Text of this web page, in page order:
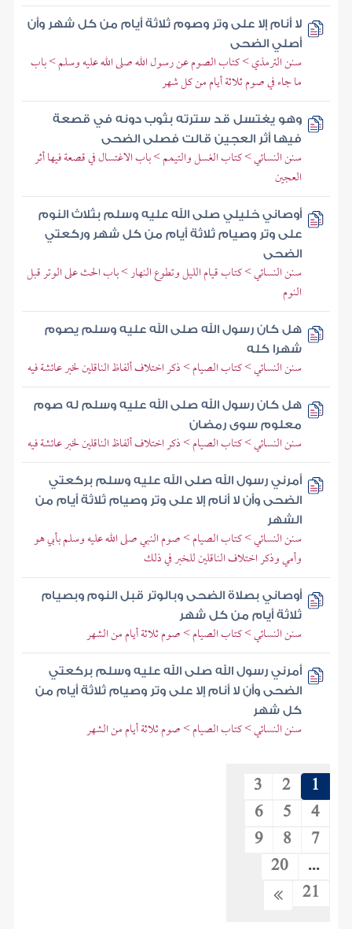
لا أنام إلا على وتر وصوم ثلاثة أيام من كل شهر وأن
أصلي الضحى
سنن الترمذي > كتاب الصوم عن رسول الله صلى الله عليه وسلم > باب
ما جاء في صوم ثلاثة أيام من كل شهر
وهو يغتسل قد سترته بثوب دونه في قصعة
فيها أثر العجين قالت فصلى الضحى
سنن النسائي > كتاب الغسل والتيمم > باب الاغتسال في قصعة فيها أثر
العجين
أوصاني خليلي صلى الله عليه وسلم بثلاث النوم
على وتر وصيام ثلاثة أيام من كل شهر وركعتي
الضحى
سنن النسائي > كتاب قيام الليل وتطوع النهار > باب الحث على الوتر قبل
النوم
هل كان رسول الله صلى الله عليه وسلم يصوم
شهرا كله
سنن النسائي > كتاب الصيام > ذكر اختلاف ألفاظ الناقلين لخبر عائشة فيه
هل كان رسول الله صلى الله عليه وسلم له صوم
معلوم سوى رمضان
سنن النسائي > كتاب الصيام > ذكر اختلاف ألفاظ الناقلين لخبر عائشة فيه
أمرني رسول الله صلى الله عليه وسلم بركعتي
الضحى وأن لا أنام إلا على وتر وصيام ثلاثة أيام من
الشهر
سنن النسائي > كتاب الصيام > صوم النبي صلى الله عليه وسلم بأبي هو
وأمي وذكر اختلاف الناقلين للخبر في ذلك
أوصاني بصلاة الضحى وبالوتر قبل النوم وبصيام
ثلاثة أيام من كل شهر
سنن النسائي > كتاب الصيام > صوم ثلاثة أيام من الشهر
أمرني رسول الله صلى الله عليه وسلم بركعتي
الضحى وأن لا أنام إلا على وتر وصيام ثلاثة أيام من
كل شهر
سنن النسائي > كتاب الصيام > صوم ثلاثة أيام من الشهر
1
2
3
4
5
6
7
8
9
...
20
21